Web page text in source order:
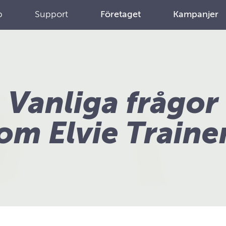
Support Företaget Kampanjer
Vanliga frågor
Elvie